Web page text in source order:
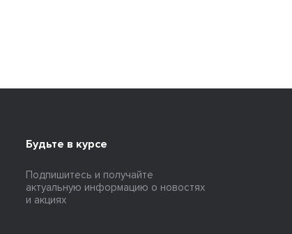
Будьте в курсе
Подпишитесь и получайте
актуальную информацию о новостях
и акциях